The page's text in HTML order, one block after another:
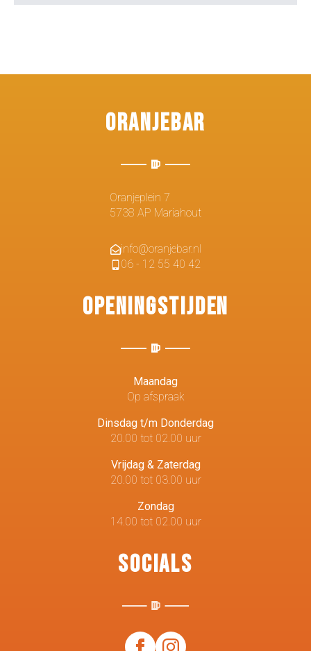
Oranjebar
Oranjeplein 7
5738 AP Mariahout
info@oranjebar.nl
06 - 12 55 40 42
Openingstijden
Maandag
Op afspraak
Dinsdag t/m Donderdag
20.00 tot 02.00 uur
Vrijdag & Zaterdag
20.00 tot 03.00 uur
Zondag
14.00 tot 02.00 uur
Socials